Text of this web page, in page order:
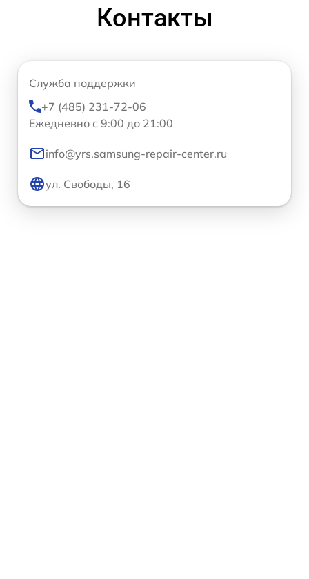
Контакты
Служба поддержки
+7 (485) 231-72-06
Ежедневно с 9:00 до 21:00
info@yrs.samsung-repair-center.ru
ул. Свободы, 16